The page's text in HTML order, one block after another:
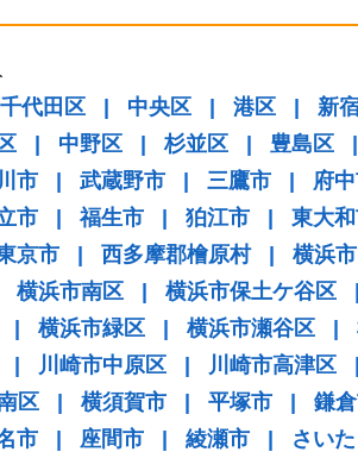
千代田区 | 中央区 | 港区 | 新
| 中野区 | 杉並区 | 豊島区 |
市 | 武蔵野市 | 三鷹市 | 府
市 | 福生市 | 狛江市 | 東大
京市 | 西多摩郡檜原村 | 横浜市
横浜市南区 | 横浜市保土ケ谷区 |
| 横浜市緑区 | 横浜市瀬谷区 |
| 川崎市中原区 | 川崎市高津区 |
区 | 横須賀市 | 平塚市 | 鎌
市 | 座間市 | 綾瀬市 | さい